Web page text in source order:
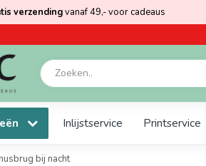
verzendingvanaf 49,- voor cadeaus
Inlijstservice Printservice
bij nacht